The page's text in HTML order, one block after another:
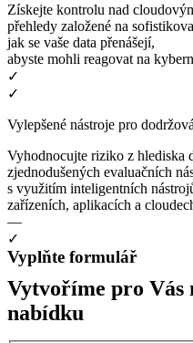
Získejte kontrolu nad
přehledy založené na
jak se vaše data přenášejí,
abyste mohli reagovat na
✓
✓
Vylepšené nástroje pro
Vyhodnocujte riziko z hlediska
zjednodušených evaluačních
s využitím inteligentních
zařízeních, aplikacích a
—
✓
Vyplňte formulář
Vytvoříme pro Vás
nabídku